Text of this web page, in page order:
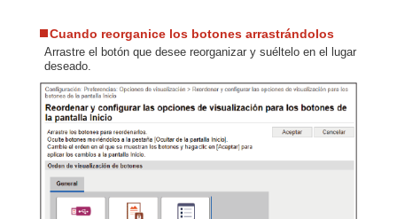
Cuando reorganice los botones arrastrándolos
Arrastre el botón que desee reorganizar y suéltelo en el lugar
deseado.